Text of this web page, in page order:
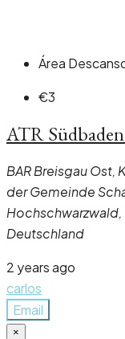
Área
€3
ATR
BAR Breisgau Ost,
der Gemeinde
Deutschland
2 years ago
carlos
Email
×